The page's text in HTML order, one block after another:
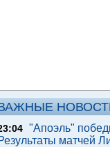
"Апоэль"
матчей